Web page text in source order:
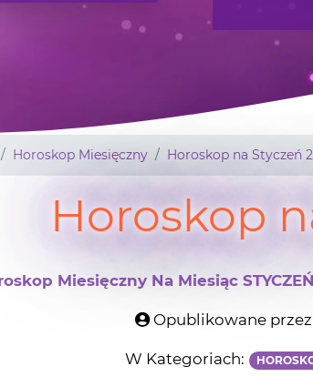
Horoskop Miesięczny Horoskop na Styczeń
Horoskop
Miesięczny Na Miesiąc
Opublikowane przez
W Kategoriach: